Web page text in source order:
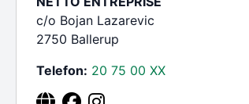
c/o Bojan Lazarevic
2750 Ballerup
Telefon: 20 75 00 XX